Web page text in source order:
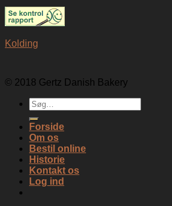
Kolding
© 2018 Gertz Danish Bakery
Søg
efter:
Forside
Om os
Bestil online
Historie
Kontakt os
Log ind